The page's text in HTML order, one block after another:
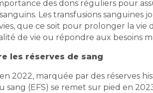
des dons réguliers pour
Les transfusions sanguines
que ce soit pour prolonger la vie
de vie ou répondre aux besoins
les réserves de sang
2022, marquée par des réserves
sang (EFS) se remet sur pied en